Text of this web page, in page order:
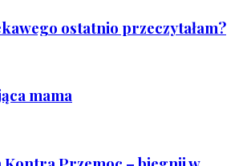
ostatnio przeczytałam?
mama